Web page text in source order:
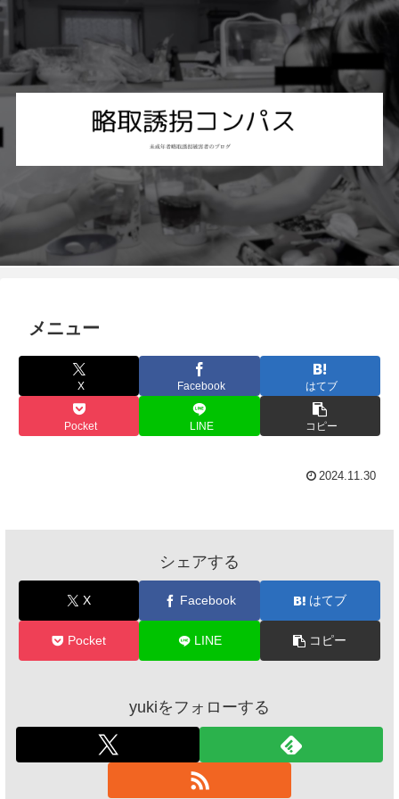
メニュー
X Facebook はてブ
Pocket LINE コピー
2024.11.30
シェアする
X Facebook はてブ
Pocket LINE コピー
yukiをフォローする